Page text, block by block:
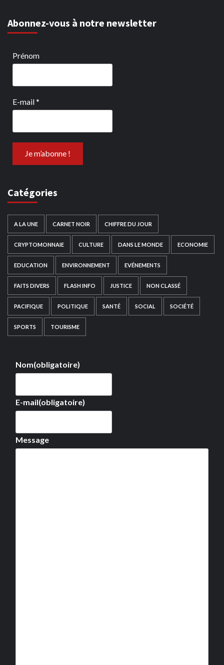
Abonnez-vous à notre newsletter
Prénom
E-mail*
Catégories
A LA UNE CARNET NOIR CHIFFRE DU JOUR
CRYPTOMONNAIE CULTURE DANS LE MONDE ECONOMIE
EDUCATION ENVIRONNEMENT EVÉNEMENTS
FAITS DIVERS FLASH INFO JUSTICE NON CLASSÉ
PACIFIQUE POLITIQUE SANTÉ SOCIAL SOCIÉTÉ
SPORTS TOURISME
Nom(obligatoire)
E-mail(obligatoire)
Message